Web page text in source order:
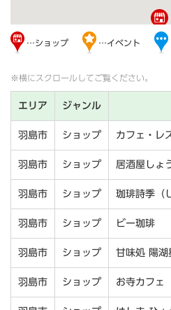
…ショップ …イベント
※横にスクロールしてご覧ください。
エリア ジャンル
羽島市 ショップ カフェ・レ
羽島市 ショップ 居酒屋しょ
羽島市 ショップ 珈琲詩季（
羽島市 ショップ ビー珈琲
羽島市 ショップ 甘味処 陽湖
羽島市 ショップ お寺カフェ